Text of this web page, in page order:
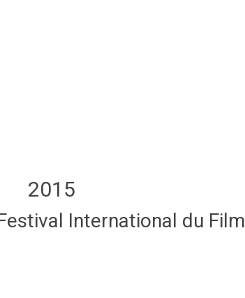
2015
International du Film